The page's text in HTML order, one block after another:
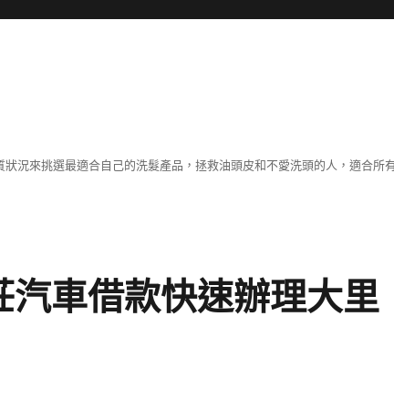
況來挑選最適合自己的洗髮產品，拯救油頭皮和不愛洗頭的人，適合所
車借款快速辦理大里